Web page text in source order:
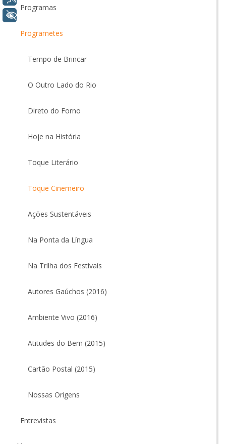
Programas
Programetes
Tempo de Brincar
O Outro Lado do Rio
Direto do Forno
Hoje na História
Toque Literário
Toque Cinemeiro
Ações Sustentáveis
Na Ponta da Língua
Na Trilha dos Festivais
Autores Gaúchos (2016)
Ambiente Vivo (2016)
Atitudes do Bem (2015)
Cartão Postal (2015)
Nossas Origens
Entrevistas
+ Acessibilidade